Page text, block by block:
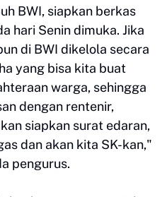
BWI, siapkan berkas
hari Senin dimuka. Jika
di BWI dikelola secara
yang bisa kita buat
warga, sehingga
dengan rentenir,
siapkan surat edaran,
dan akan kita SK-kan,"
pengurus.